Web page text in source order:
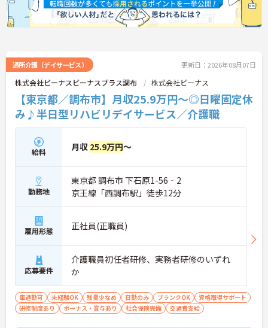
通所介護（デイサービス） 更新日：2026年08月07日
株式会社ビーナスビーナスプラス調布 株式会社ビーナス
【東京都／調布市】月収25.9万円～◎日曜固定休
み♪半日型リハビリデイサービス／介護職
給料 月収 25.9万円～
勤務地
東京都 調布市 下石原1-56‐2
京王線「西調布駅」徒歩12分
雇用形態 正社員(正職員)
応募要件
介護職員初任者研修、実務者研修のいずれ
か
車通勤可 未経験OK 残業少なめ 日勤のみ ブランクOK
資格取得サポート
研修制度あり
ボーナス・賞与あり 社会保険完備 交通費支給